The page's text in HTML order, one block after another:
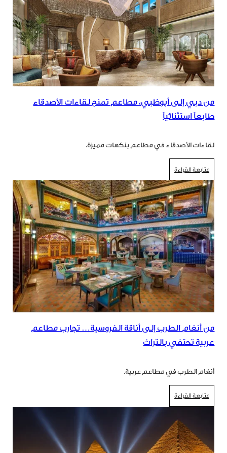
من دبي إلى أبوظبي، مطاعم تمنح لقاءات الأصدقاء
طابعاً استثنائياً
لقاءات الأصدقاء في مطاعم بنكهات مميزة.
متابعة القراءة
من أنغام الطرب إلى أناقة الفروسية… تجارب مطاعم
عربية تحتفي بالتراث
أنغام الطرب في مطاعم عربية.
متابعة القراءة